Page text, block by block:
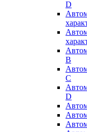
D
B
C
D